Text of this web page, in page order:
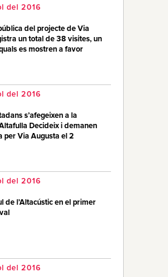
del 2016
del projecte de Via
un total de 38 visites, un
es mostren a favor
del 2016
s’afegeixen a la
Decideix i demanen
per Via Augusta el 2
del 2016
de l’Altacústic en el primer
del 2016